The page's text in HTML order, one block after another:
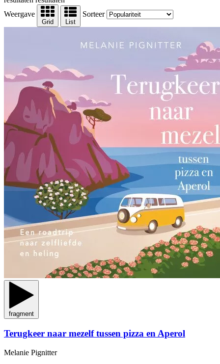
Weergave
Grid List
Sorteer
fragment
Terugkeer naar mezelf tussen pizza en Aperol
Melanie Pignitter